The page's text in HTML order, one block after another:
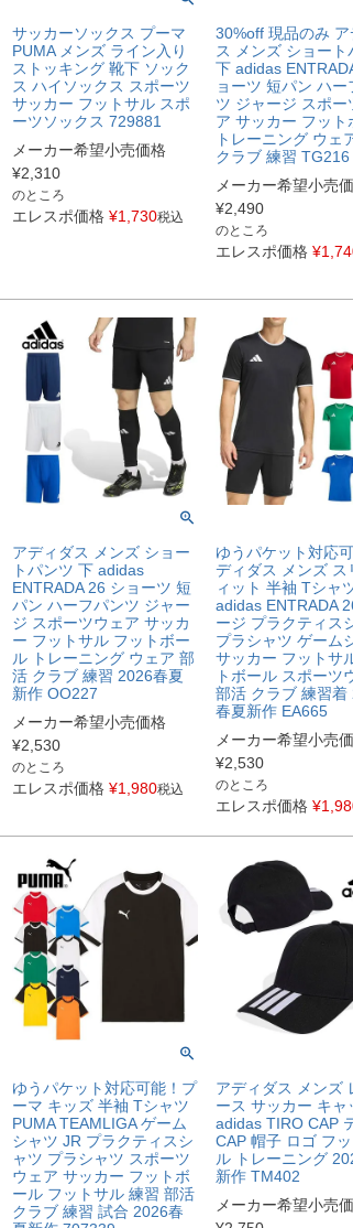
サッカーソックス プーマ
PUMA メンズ ライン入り
ストッキング 靴下 ソック
ス ハイソックス スポーツ
サッカー フットサル スポ
ーツソックス 729881
メーカー希望小売価格
¥2,310
のところ
エレスポ価格 ¥1,730税込
30%off 現品のみ
ス メンズ ショート
下 adidas
ョーツ 短パン ハー
ツ ジャージ スポー
ア サッカー フット
トレーニング ウェ
クラブ 練習 TG216
メーカー希望小売
¥2,490
のところ
エレスポ価格 ¥
アディダス メンズ ショー
トパンツ 下 adidas
ENTRADA 26 ショーツ 短
パン ハーフパンツ ジャー
ジ スポーツウェア サッカ
ー フットサル フットボー
ル トレーニング ウェア 部
活 クラブ 練習 2026春夏
新作 OO227
メーカー希望小売価格
¥2,530
のところ
エレスポ価格 ¥1,980税込
ゆうパケット対応
ディダス メンズ ス
ィット 半袖 Tシャ
adidas ENTRADA
ージ プラクティス
プラシャツ ゲーム
サッカー フットサ
トボール スポーツ
部活 クラブ 練習着
春夏新作 EA665
メーカー希望小売
¥2,530
のところ
エレスポ価格 ¥
ゆうパケット対応可能！プ
ーマ キッズ 半袖 Tシャツ
PUMA TEAMLIGA ゲーム
シャツ JR プラクティスシ
ャツ プラシャツ スポーツ
ウェア サッカー フットボ
ール フットサル 練習 部活
クラブ 練習 試合 2026春
アディダス メンズ
ース サッカー キャ
adidas TIRO CAP
CAP 帽子 ロゴ フ
ル トレーニング
新作 TM402
メーカー希望小売